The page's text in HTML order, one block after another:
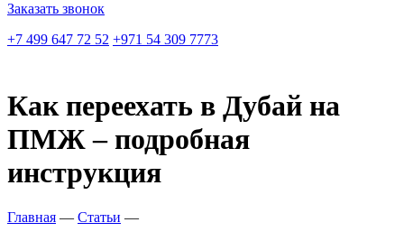
Заказать звонок
+7 499 647 72 52 +971 54 309 7773
Как переехать в Дубай на
ПМЖ – подробная
инструкция
Главная — Статьи —